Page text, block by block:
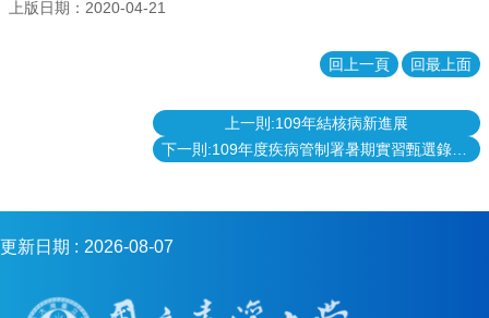
上版日期：2020-04-21
回上一頁 回最上面
上一則:109年結核病新進展
下一則:109年度疾病管制署暑期實習甄選錄取名單
更新日期 2026-08-07